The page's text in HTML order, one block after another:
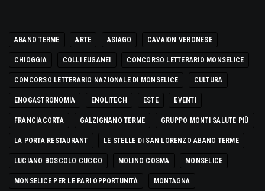
ABANO TERME ARTE ASIAGO CAVAION VERONESE
CHIOGGIA COLLI EUGANEI CONCORSO LETTERARIO MONSELICE
CONCORSO LETTERARIO NAZIONALE DI MONSELICE CULTURA
ENOGASTRONOMIA ENOLITECH ESTE EVENTI
FRANCIACORTA GALZIGNANO TERME GRUPPO MONTI SALUTE PIÙ
LA PORTA RESTAURANT LE STELLE DI SAN LORENZO ABANO TERME
LUCIANO BOSCOLO CUCCO MOLINO COSMA MONSELICE
MONSELICE PER LE PARI OPPORTUNITÀ MONTAGNA